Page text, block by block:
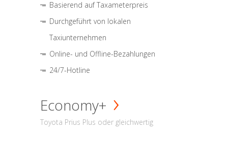
Basierend auf Taxameterpreis
Durchgeführt von lokalen
Taxiunternehmen
Online- und Offline-Bezahlungen
24/7-Hotline
Economy+
Toyota Prius Plus oder gleichwertig